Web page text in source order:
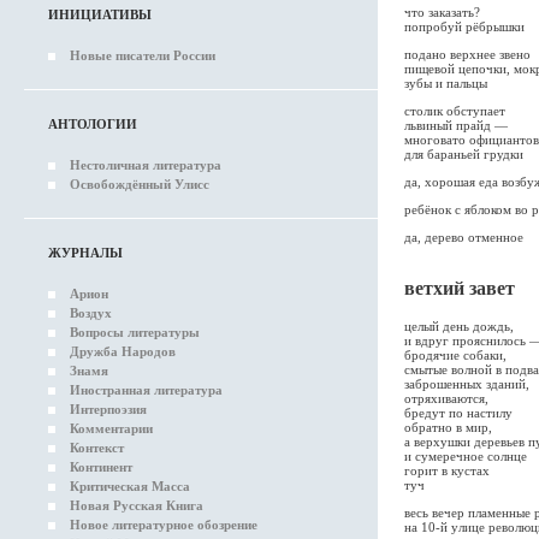
ИНИЦИАТИВЫ
Новые писатели России
АНТОЛОГИИ
Нестоличная литература
Освобождённый Улисс
ЖУРНАЛЫ
Арион
Воздух
Вопросы литературы
Дружба Народов
Знамя
Иностранная литература
Интерпоэзия
Комментарии
Контекст
Континент
Критическая Масса
Новая Русская Книга
Новое литературное обозрение
что заказать?
попробуй рёбрышки
подано верхнее звено
пищевой цепочки,
зубы и пальцы
столик обступает
львиный прайд —
многовато официантов
для бараньей грудки
да, хорошая еда
ребёнок с яблоком во
да, дерево отменное
ветхий завет
целый день дождь,
и вдруг прояснилось
бродячие собаки,
смытые волной в
заброшенных зданий,
отряхиваются,
бредут по настилу
обратно в мир,
а верхушки деревьев
и сумеречное солнце
горит в кустах
туч
весь вечер пламенные
на 10-й улице